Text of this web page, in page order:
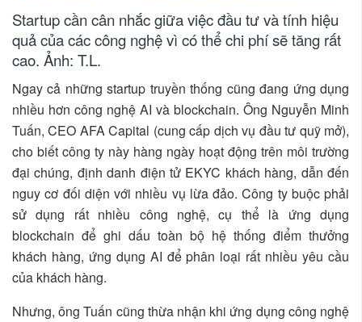
Startup cần cân nhắc giữa việc đầu tư và tính hiệu
quả của các công nghệ vì có thể chi phí sẽ tăng rất
cao. Ảnh: T.L.
Ngay cả những startup truyền thống cũng đang ứng dụng
nhiều hơn công nghệ AI và blockchain. Ông Nguyễn Minh
Tuấn, CEO AFA Capital (cung cấp dịch vụ đầu tư quỹ mở),
cho biết công ty này hàng ngày hoạt động trên môi trường
đại chúng, định danh điện tử EKYC khách hàng, dẫn đến
nguy cơ đối diện với nhiều vụ lừa đảo. Công ty buộc phải
sử dụng rất nhiều công nghệ, cụ thể là ứng dụng
blockchain để ghi dấu toàn bộ hệ thống điểm thưởng
khách hàng, ứng dụng AI để phân loại rất nhiều yêu cầu
của khách hàng.
Nhưng, ông Tuấn cũng thừa nhận khi ứng dụng công nghệ